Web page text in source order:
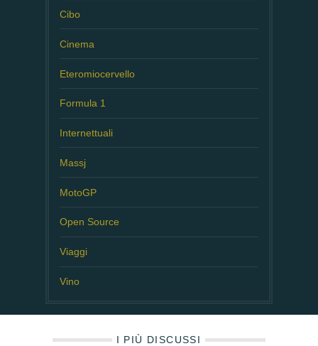
Cibo
Cinema
Eteromiocervello
Formula 1
Internettuali
Massj
MotoGP
Open Source
Viaggi
Vino
I PIÙ DISCUSSI